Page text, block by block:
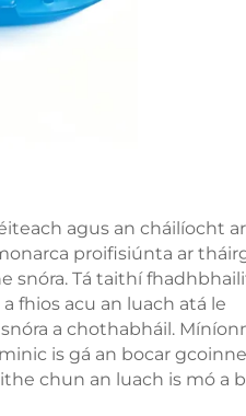
agus an cháilíocht
proifisiúnta ar
snóra. Tá taithí
fhios acu an luach atá le
a chothabháil.
is gá an bocar gcoinne
chun an luach is mó a